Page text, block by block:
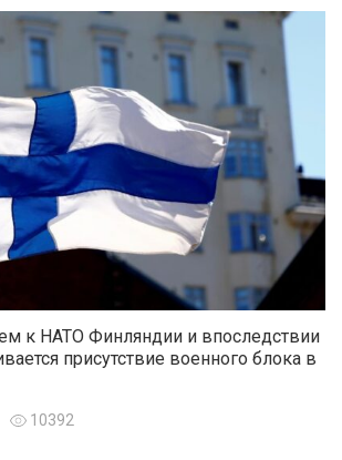
к НАТО Финляндии и впоследствии
присутствие военного блока в
10392